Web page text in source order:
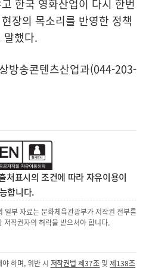
한국 영화산업이 다시 한번
장의 목소리를 반영한 정책
말했다.
방송콘텐츠산업과(044-203-
처표시의 조건에 따라 자유이용이
합니다.
일부 자료는 문화체육관광부가 저작권 전부를
저작권자의 허락을 받으셔야 합니다.
하며, 위반 시 저작권법 제37조 및제138조